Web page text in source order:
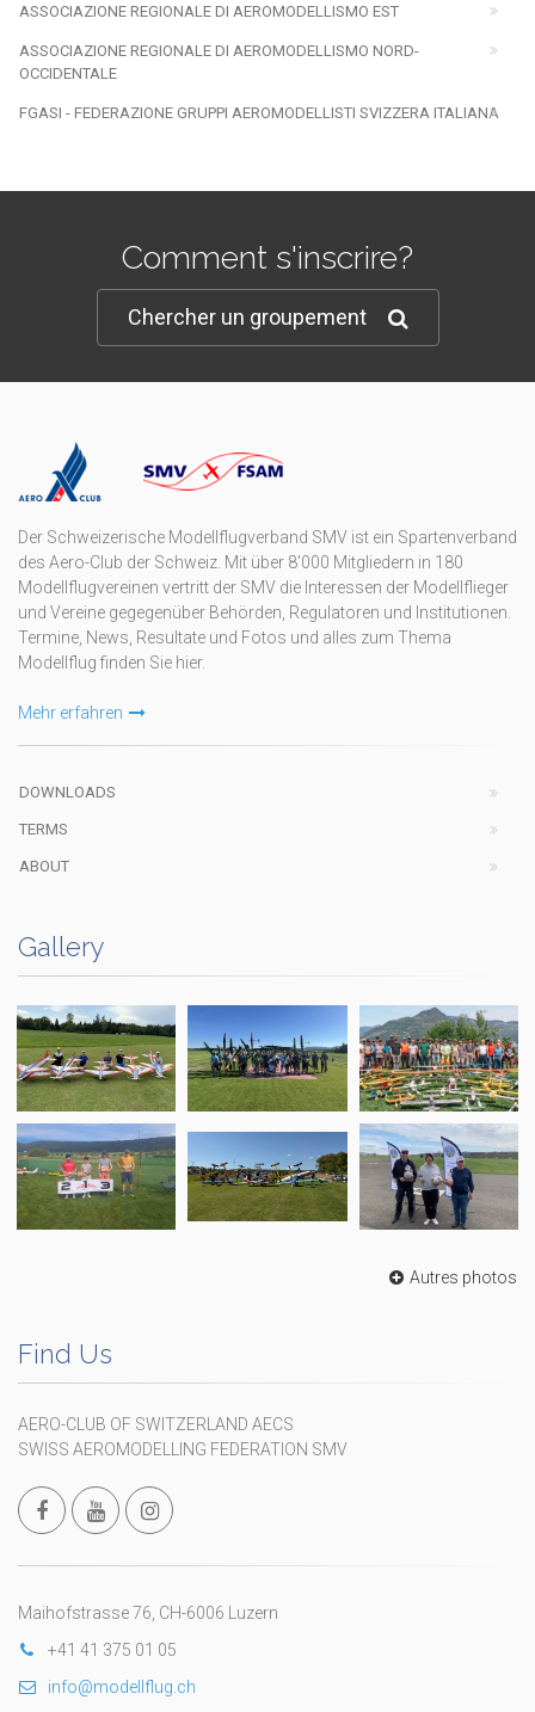
ASSOCIAZIONE REGIONALE DI AEROMODELLISMO EST
ASSOCIAZIONE REGIONALE DI AEROMODELLISMO NORD-
OCCIDENTALE
FGASI - FEDERAZIONE GRUPPI AEROMODELLISTI SVIZZERA ITALIANA
Comment s'inscrire?
Chercher un groupement
Der Schweizerische Modellflugverband SMV ist ein Spartenverband
des Aero-Club der Schweiz. Mit über 8'000 Mitgliedern in 180
Modellflugvereinen vertritt der SMV die Interessen der Modellflieger
und Vereine gegegenüber Behörden, Regulatoren und Institutionen.
Termine, News, Resultate und Fotos und alles zum Thema
Modellflug finden Sie hier.
Mehr erfahren
DOWNLOADS
TERMS
ABOUT
Gallery
Autres photos
Find Us
AERO-CLUB OF SWITZERLAND AECS
SWISS AEROMODELLING FEDERATION SMV
Maihofstrasse 76, CH-6006 Luzern
+41 41 375 01 05
info@modellflug.ch